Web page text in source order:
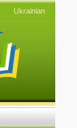
Ukrainian